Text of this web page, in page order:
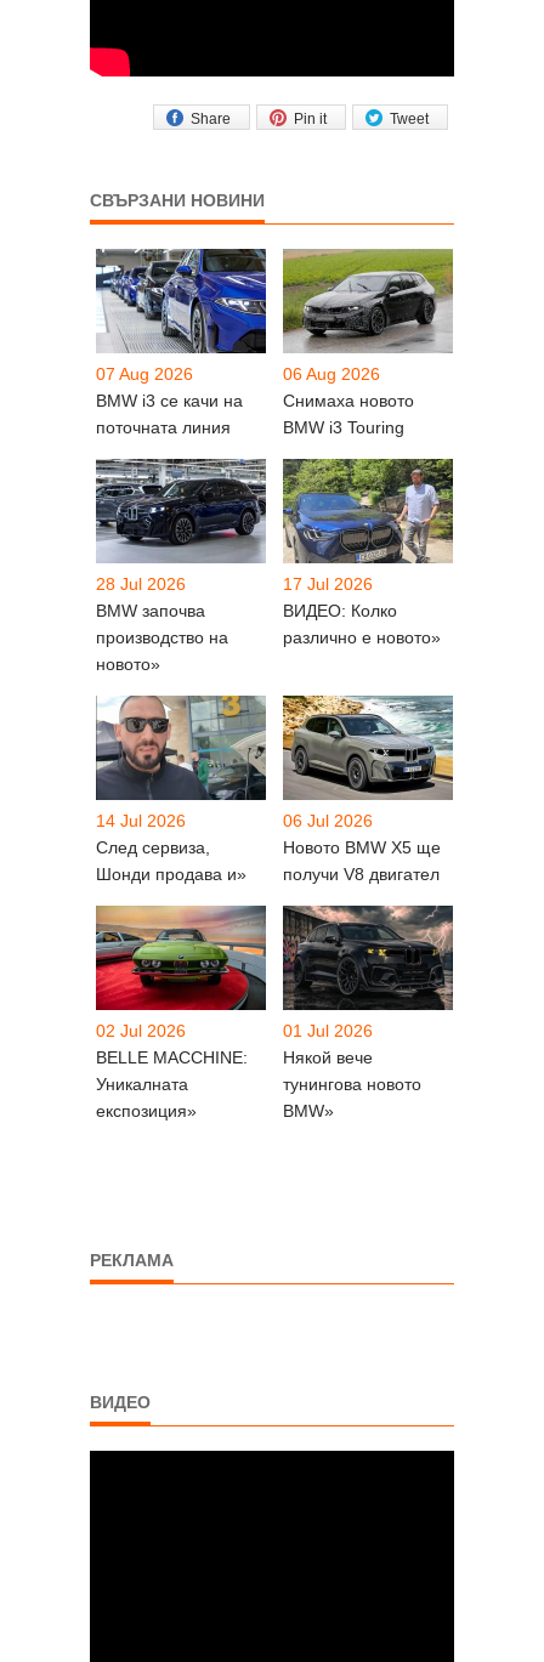
Tweet
Pin it
Share
СВЪРЗАНИ НОВИНИ
07 Aug 2026
BMW i3 се качи на
поточната линия
06 Aug 2026
Снимаха новото
BMW i3 Touring
28 Jul 2026
BMW започва
производство на
новото»
17 Jul 2026
ВИДЕО: Колко
различно е новото»
14 Jul 2026
След сервиза,
Шонди продава и»
06 Jul 2026
Новото BMW X5 ще
получи V8 двигател
02 Jul 2026
BELLE MACCHINE:
Уникалната
експозиция»
01 Jul 2026
Някой вече
тунингова новото
BMW»
РЕКЛАМА
ВИДЕО